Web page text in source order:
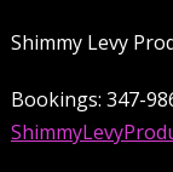
Shimmy Levy
Bookings: 347-